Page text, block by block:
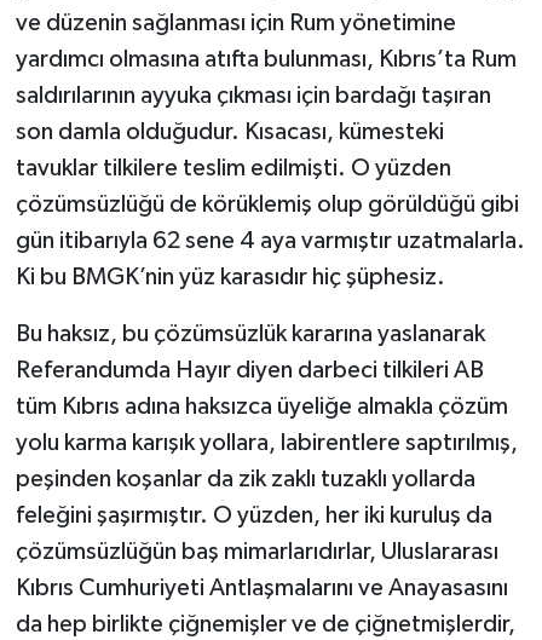
ve düzenin sağlanması için Rum yönetimine
yardımcı olmasına atıfta bulunması, Kıbrıs’ta Rum
saldırılarının ayyuka çıkması için bardağı taşıran
son damla olduğudur. Kısacası, kümesteki
tavuklar tilkilere teslim edilmişti. O yüzden
çözümsüzlüğü de körüklemiş olup görüldüğü gibi
gün itibarıyla 62 sene 4 aya varmıştır uzatmalarla.
Ki bu BMGK’nin yüz karasıdır hiç şüphesiz.
Bu haksız, bu çözümsüzlük kararına yaslanarak
Referandumda Hayır diyen darbeci tilkileri AB
tüm Kıbrıs adına haksızca üyeliğe almakla çözüm
yolu karma karışık yollara, labirentlere saptırılmış,
peşinden koşanlar da zik zaklı tuzaklı yollarda
feleğini şaşırmıştır. O yüzden, her iki kuruluş da
çözümsüzlüğün baş mimarlarıdırlar, Uluslararası
Kıbrıs Cumhuriyeti Antlaşmalarını ve Anayasasını
da hep birlikte çiğnemişler ve de çiğnetmişlerdir,